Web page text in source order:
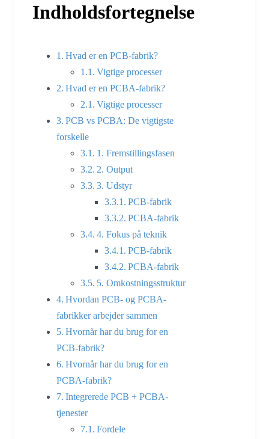
Indholdsfortegnelse
Hvad er en PCB-fabrik?
Vigtige processer
Hvad er en PCBA-fabrik?
Vigtige processer
PCB vs PCBA: De vigtigste
forskelle
1. Fremstillingsfasen
2. Output
3. Udstyr
PCB-fabrik
PCBA-fabrik
4. Fokus på teknik
PCB-fabrik
PCBA-fabrik
5. Omkostningsstruktur
Hvordan PCB- og PCBA-
fabrikker arbejder sammen
Hvornår har du brug for en
PCB-fabrik?
Hvornår har du brug for en
PCBA-fabrik?
Integrerede PCB + PCBA-
tjenester
Fordele